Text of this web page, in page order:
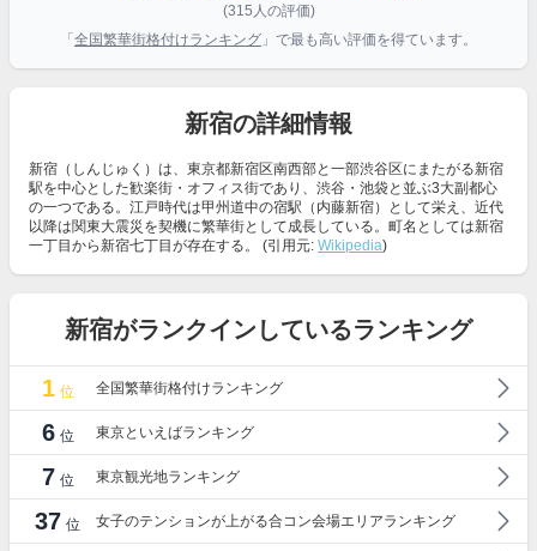
(315人の評価)
「 全国繁華街格付けランキング 」で最も高い評価を得ています。
新宿の詳細情報
新宿（しんじゅく）は、東京都新宿区南西部と一部渋谷区にまたがる新宿
駅を中心とした歓楽街・オフィス街であり、渋谷・池袋と並ぶ3大副都心
の一つである。江戸時代は甲州道中の宿駅（内藤新宿）として栄え、近代
以降は関東大震災を契機に繁華街として成長している。町名としては新宿
一丁目から新宿七丁目が存在する。 (引用元: Wikipedia)
新宿がランクインしているランキング
1 位 全国繁華街格付けランキング
6 位 東京といえばランキング
7 位 東京観光地ランキング
37 位 女子のテンションが上がる合コン会場エリアランキング